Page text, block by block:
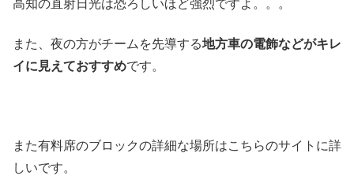
高知の直射日光は恐ろしいほど強烈ですよ。。。
また、夜の方がチームを先導する地方車の電飾などがキレ
イに見えておすすめです。
また有料席のブロックの詳細な場所はこちらのサイトに詳
しいです。